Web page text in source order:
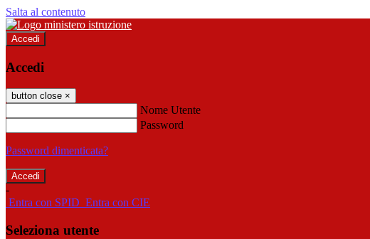
Salta al contenuto
Accedi
Accedi
button close ×
Nome Utente
Password
Password dimenticata?
-
Entra con SPID Entra con CIE
Seleziona utente